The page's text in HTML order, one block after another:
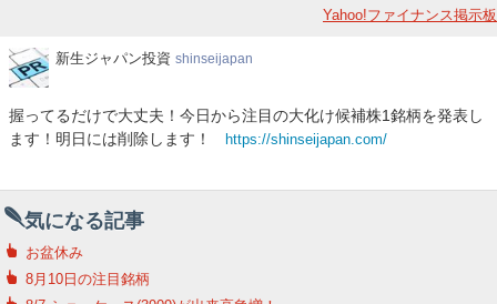
Yahoo!ファイナンス掲示板
新
ャ
パ
新生ジャパン投資 shinseijapan
握ってるだけで大丈夫！今日から注目の大化け候補株1銘柄を発表し
ます！明日には削除します！
https://shinseijapan.com/
気になる記事
お盆休み
8月10日の注目銘柄